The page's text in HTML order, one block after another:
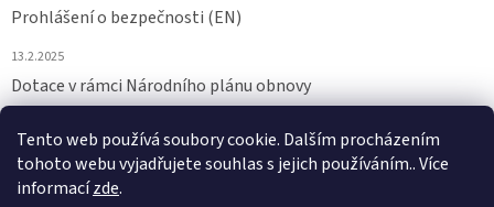
Tento web používá soubory cookie. Dalším procházením
tohoto webu vyjadřujete souhlas s jejich používáním.. Více
informacízde.
Prohlášení o bezpečnosti (EN)
13.2.2025
Dotace v rámci Národního plánu obnovy
ARCHIV